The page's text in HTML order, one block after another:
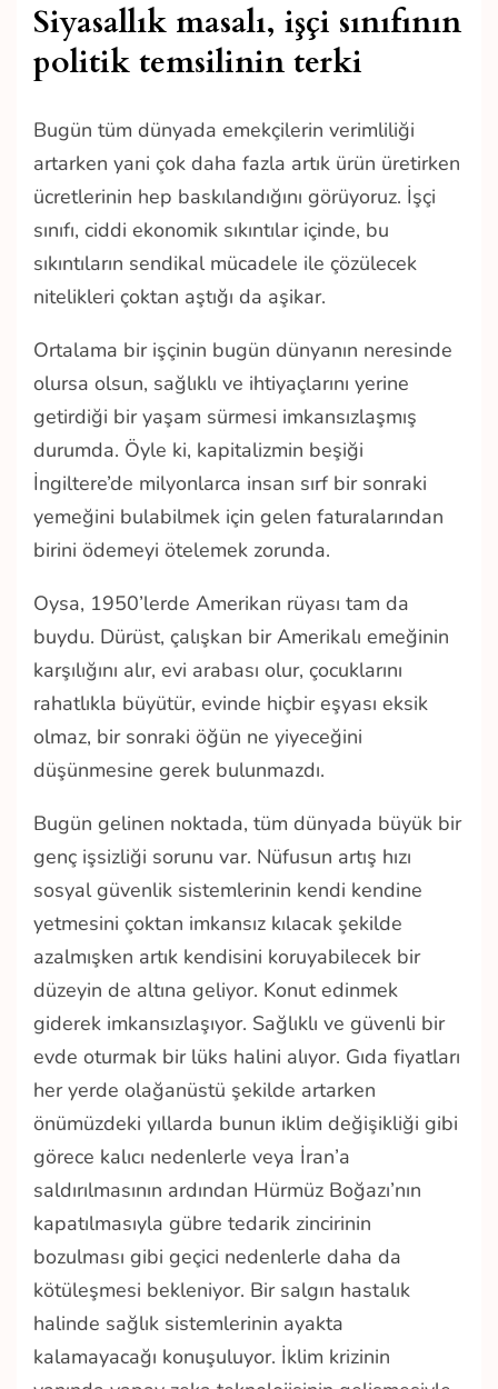
Siyasallık masalı, işçi sınıfının
politik temsilinin terki
Bugün tüm dünyada emekçilerin verimliliği
artarken yani çok daha fazla artık ürün üretirken
ücretlerinin hep baskılandığını görüyoruz. İşçi
sınıfı, ciddi ekonomik sıkıntılar içinde, bu
sıkıntıların sendikal mücadele ile çözülecek
nitelikleri çoktan aştığı da aşikar.
Ortalama bir işçinin bugün dünyanın neresinde
olursa olsun, sağlıklı ve ihtiyaçlarını yerine
getirdiği bir yaşam sürmesi imkansızlaşmış
durumda. Öyle ki, kapitalizmin beşiği
İngiltere’de milyonlarca insan sırf bir sonraki
yemeğini bulabilmek için gelen faturalarından
birini ödemeyi ötelemek zorunda.
Oysa, 1950’lerde Amerikan rüyası tam da
buydu. Dürüst, çalışkan bir Amerikalı emeğinin
karşılığını alır, evi arabası olur, çocuklarını
rahatlıkla büyütür, evinde hiçbir eşyası eksik
olmaz, bir sonraki öğün ne yiyeceğini
düşünmesine gerek bulunmazdı.
Bugün gelinen noktada, tüm dünyada büyük bir
genç işsizliği sorunu var. Nüfusun artış hızı
sosyal güvenlik sistemlerinin kendi kendine
yetmesini çoktan imkansız kılacak şekilde
azalmışken artık kendisini koruyabilecek bir
düzeyin de altına geliyor. Konut edinmek
giderek imkansızlaşıyor. Sağlıklı ve güvenli bir
evde oturmak bir lüks halini alıyor. Gıda fiyatları
her yerde olağanüstü şekilde artarken
önümüzdeki yıllarda bunun iklim değişikliği gibi
görece kalıcı nedenlerle veya İran’a
saldırılmasının ardından Hürmüz Boğazı’nın
kapatılmasıyla gübre tedarik zincirinin
bozulması gibi geçici nedenlerle daha da
kötüleşmesi bekleniyor. Bir salgın hastalık
halinde sağlık sistemlerinin ayakta
kalamayacağı konuşuluyor. İklim krizinin